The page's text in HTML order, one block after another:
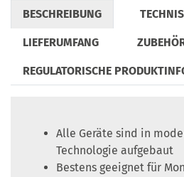
BESCHREIBUNG
LIEFERUMFANG
REGULATORISCHE
Alle Geräte sind in
Technologie aufgebaut
Bestens geeignet für